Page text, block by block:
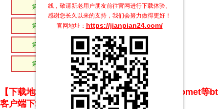
线，敬请新老用户朋友前往官网进行下载体验。
感谢您长久以来的支持，我们会努力做得更好！
官网地址： https://jianpian24.com/
第07集 第06集
第05集 第04集
第03集 第02集
第01集
【下载地址】magnet推荐使用utorrent、BitComet等bt
客户端下载